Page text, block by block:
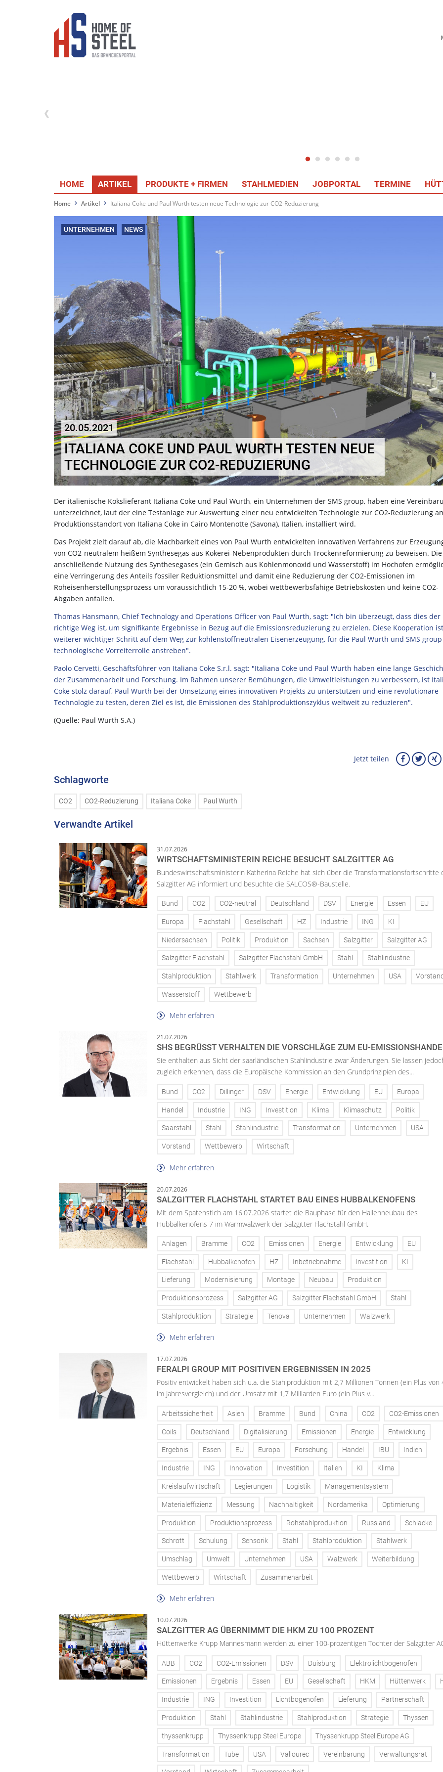
HOME ARTIKEL PRODUKTE + FIRMEN STAHLMEDIEN JOBPORTAL TERMINE
Home Artikel Italiana Coke und Paul Wurth testen neue Technologie zur CO2-Reduzierung
UNTERNEHMEN NEWS
20.05.2021
ITALIANA COKE UND PAUL WURTH TESTEN NEUE
TECHNOLOGIE ZUR CO2-REDUZIERUNG
Der italienische Kokslieferant Italiana Coke und Paul Wurth, ein Unternehmen der SMS group, haben eine
unterzeichnet, laut der eine Testanlage zur Auswertung einer neu entwickelten Technologie zur CO2-Reduzierung
Produktionsstandort von Italiana Coke in Cairo Montenotte (Savona), Italien, installiert wird.
Das Projekt zielt darauf ab, die Machbarkeit eines von Paul Wurth entwickelten innovativen Verfahrens zur
von CO2-neutralem heißem Synthesegas aus Kokerei-Nebenprodukten durch Trockenreformierung zu beweisen. Die
anschließende Nutzung des Synthesegases (ein Gemisch aus Kohlenmonoxid und Wasserstoff) im Hochofen
eine Verringerung des Anteils fossiler Reduktionsmittel und damit eine Reduzierung der CO2-Emissionen im
Roheisenherstellungsprozess um voraussichtlich 15-20 %, wobei wettbewerbsfähige Betriebskosten und keine CO2-
Abgaben anfallen.
Thomas Hansmann, Chief Technology and Operations Officer von Paul Wurth, sagt: "Ich bin überzeugt, dass dies der
richtige Weg ist, um signifikante Ergebnisse in Bezug auf die Emissionsreduzierung zu erzielen. Diese Kooperation
weiterer wichtiger Schritt auf dem Weg zur kohlenstoffneutralen Eisenerzeugung, für die Paul Wurth und SMS
technologische Vorreiterrolle anstreben".
Paolo Cervetti, Geschäftsführer von Italiana Coke S.r.l. sagt: "Italiana Coke und Paul Wurth haben eine lange
der Zusammenarbeit und Forschung. Im Rahmen unserer Bemühungen, die Umweltleistungen zu verbessern, ist
Coke stolz darauf, Paul Wurth bei der Umsetzung eines innovativen Projekts zu unterstützen und eine revolutionäre
Technologie zu testen, deren Ziel es ist, die Emissionen des Stahlproduktionszyklus weltweit zu reduzieren".
(Quelle: Paul Wurth S.A.)
Jetzt teilen
Schlagworte
CO2 CO2-Reduzierung Italiana Coke Paul Wurth
Verwandte Artikel
31.07.2026
WIRTSCHAFTSMINISTERIN REICHE BESUCHT SALZGITTER AG
Bundeswirtschaftsministerin Katherina Reiche hat sich über die Transformationsfortschritte
Salzgitter AG informiert und besuchte die SALCOS®-Baustelle.
Bund CO2 CO2-neutral Deutschland DSV Energie Essen EU
Europa Flachstahl Gesellschaft HZ Industrie ING KI
Niedersachsen Politik Produktion Sachsen Salzgitter Salzgitter AG
Salzgitter Flachstahl Salzgitter Flachstahl GmbH Stahl Stahlindustrie
Stahlproduktion Stahlwerk Transformation Unternehmen USA Vorstand
Wasserstoff Wettbewerb
Mehr erfahren
21.07.2026
SHS BEGRÜSST VERHALTEN DIE VORSCHLÄGE ZUM EU-EMISSIONSHANDEL
Sie enthalten aus Sicht der saarländischen Stahlindustrie zwar Änderungen. Sie lassen
zugleich erkennen, dass die Europäische Kommission an den Grundprinzipien des...
Bund CO2 Dillinger DSV Energie Entwicklung EU Europa
Handel Industrie ING Investition Klima Klimaschutz Politik
Saarstahl Stahl Stahlindustrie Transformation Unternehmen USA
Vorstand Wettbewerb Wirtschaft
Mehr erfahren
20.07.2026
SALZGITTER FLACHSTAHL STARTET BAU EINES HUBBALKENOFENS
Mit dem Spatenstich am 16.07.2026 startet die Bauphase für den Hallenneubau des
Hubbalkenofens 7 im Warmwalzwerk der Salzgitter Flachstahl GmbH.
Anlagen Bramme CO2 Emissionen Energie Entwicklung EU
Flachstahl Hubbalkenofen HZ Inbetriebnahme Investition KI
Lieferung Modernisierung Montage Neubau Produktion
Produktionsprozess Salzgitter AG Salzgitter Flachstahl GmbH Stahl
Stahlproduktion Strategie Tenova Unternehmen Walzwerk
Mehr erfahren
17.07.2026
FERALPI GROUP MIT POSITIVEN ERGEBNISSEN IN 2025
Positiv entwickelt haben sich u.a. die Stahlproduktion mit 2,7 Millionen Tonnen (ein Plus von
im Jahresvergleich) und der Umsatz mit 1,7 Milliarden Euro (ein Plus v...
Arbeitssicherheit Asien Bramme Bund China CO2 CO2-Emissionen
Coils Deutschland Digitalisierung Emissionen Energie Entwicklung
Ergebnis Essen EU Europa Forschung Handel IBU Indien
Industrie ING Innovation Investition Italien KI Klima
Kreislaufwirtschaft Legierungen Logistik Managementsystem
Materialeffizienz Messung Nachhaltigkeit Nordamerika Optimierung
Produktion Produktionsprozess Rohstahlproduktion Russland Schlacke
Schrott Schulung Sensorik Stahl Stahlproduktion Stahlwerk
Umschlag Umwelt Unternehmen USA Walzwerk Weiterbildung
Wettbewerb Wirtschaft Zusammenarbeit
Mehr erfahren
10.07.2026
SALZGITTER AG ÜBERNIMMT DIE HKM ZU 100 PROZENT
Hüttenwerke Krupp Mannesmann werden zu einer 100-prozentigen Tochter der Salzgitter
ABB CO2 CO2-Emissionen DSV Duisburg Elektrolichtbogenofen
Emissionen Ergebnis Essen EU Gesellschaft HKM Hüttenwerk
Industrie ING Investition Lichtbogenofen Lieferung Partnerschaft
Produktion Stahl Stahlindustrie Stahlproduktion Strategie Thyssen
thyssenkrupp Thyssenkrupp Steel Europe Thyssenkrupp Steel Europe AG
Transformation Tube USA Vallourec Vereinbarung Verwaltungsrat